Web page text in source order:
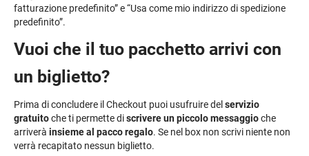
fatturazione predefinito” e “Usa come mio indirizzo di spedizione
predefinito”.
Vuoi che il tuo pacchetto arrivi con
un biglietto?
Prima di concludere il Checkout puoi usufruire del servizio
gratuitoche ti permette discrivere un piccolo messaggioche
arriverà insieme al pacco regalo. Se nel box non scrivi niente non
verrà recapitato nessun biglietto.